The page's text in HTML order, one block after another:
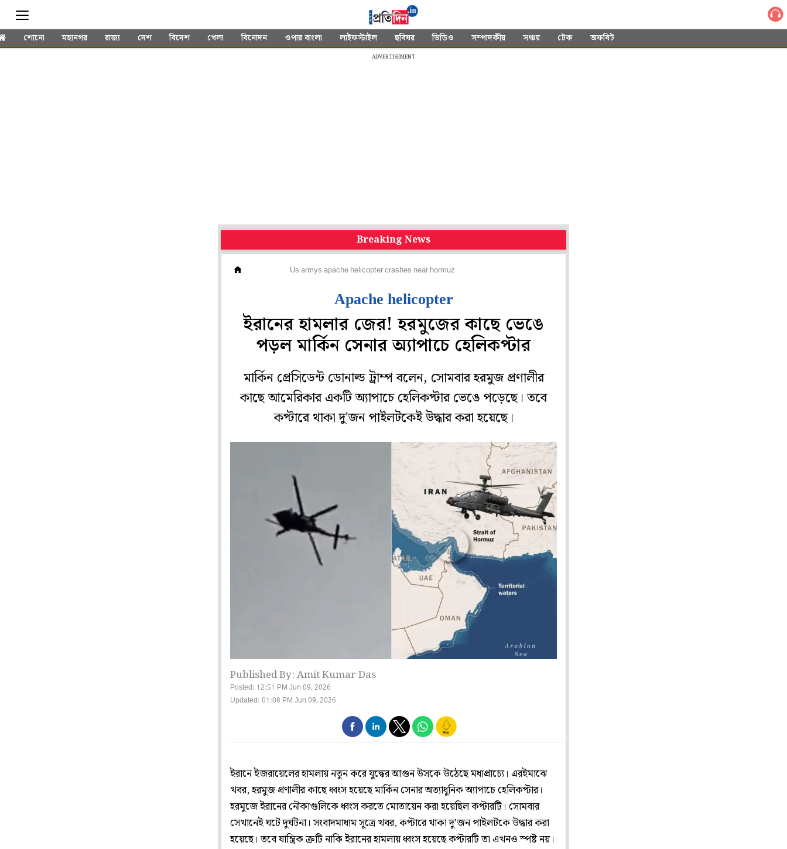
শোনো মহানগর রাজ্য দেশ বিদেশ খেলা বিনোদন ওপার বাংলা লাইফস্টাইল ছবিঘর ভিডিও সম্পাদকীয় সঞ্চয় টেক অফবিট
ADVERTISEMENT
Breaking News
Us armys apache helicopter crashes near hormuz
Apache helicopter
ইরানের হামলার জের! হরমুজের কাছে ভেঙে
পড়ল মার্কিন সেনার অ্যাপাচে হেলিকপ্টার
মার্কিন প্রেসিডেন্ট ডোনাল্ড ট্রাম্প বলেন, সোমবার হরমুজ প্রণালীর
কাছে আমেরিকার একটি অ্যাপাচে হেলিকপ্টার ভেঙে পড়েছে। তবে
কপ্টারে থাকা দু'জন পাইলটকেই উদ্ধার করা হয়েছে।
Published By: Amit Kumar Das
Posted: 12:51 PM Jun 09, 2026
Updated: 01:08 PM Jun 09, 2026
ইরানে ইজরায়েলের হামলায় নতুন করে যুদ্ধের আগুন উসকে উঠেছে মধ্যপ্রাচ্যে। এরইমাঝে
খবর, হরমুজ প্রণালীর কাছে ধ্বংস হয়েছে মার্কিন সেনার অত্যাধুনিক অ্যাপাচে হেলিকপ্টার।
হরমুজে ইরানের নৌকাগুলিকে ধ্বংস করতে মোতায়েন করা হয়েছিল কপ্টারটি। সোমবার
সেখানেই ঘটে দুর্ঘটনা। সংবাদমাধ্যম সূত্রে খবর, কপ্টারে থাকা দু'জন পাইলটকে উদ্ধার করা
হয়েছে। তবে যান্ত্রিক ত্রুটি নাকি ইরানের হামলায় ধ্বংস হয়েছে কপ্টারটি তা এখনও স্পষ্ট নয়।